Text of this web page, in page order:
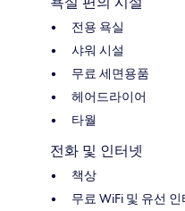
전용 욕실
샤워 시설
무료 세면용품
헤어드라이어
타월
전화 및 인터넷
책상
무료 WiFi 및 유선 인